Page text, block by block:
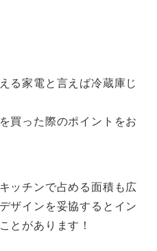
る家電と言えば冷蔵庫じ
買った際のポイント をお
ッチンで占める面積も広
ザインを妥協すると イン
とがあります！